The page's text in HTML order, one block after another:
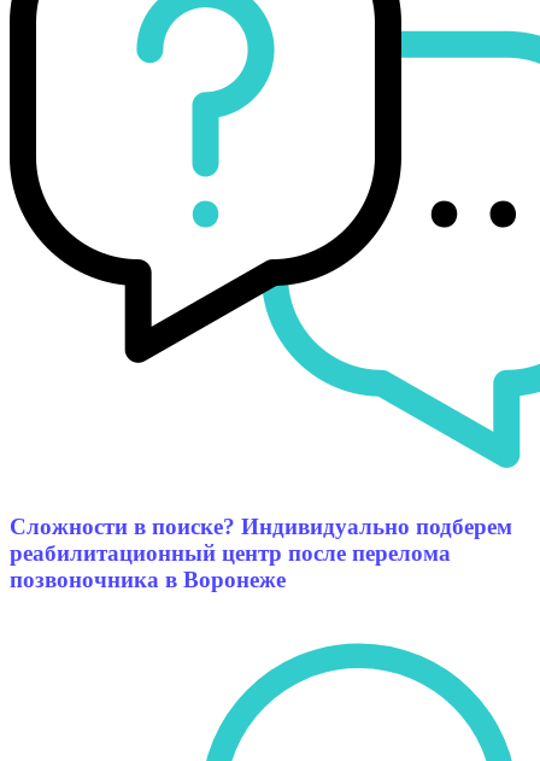
Сложности в поиске? Индивидуально подберем
реабилитационный центр после перелома
позвоночника в Воронеже